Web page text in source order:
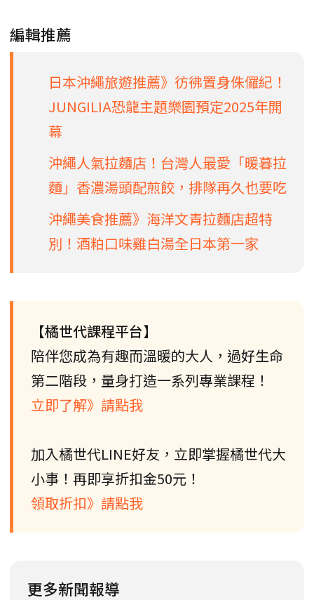
編輯推薦
日本沖繩旅遊推薦》彷彿置身侏儸紀！
JUNGILIA恐龍主題樂園預定2025年開
幕
沖繩人氣拉麵店！台灣人最愛「暖暮拉
麵」香濃湯頭配煎餃，排隊再久也要吃
沖繩美食推薦》海洋文青拉麵店超特
別！酒粕口味雞白湯全日本第一家
【橘世代課程平台】
陪伴您成為有趣而溫暖的大人，過好生命
第二階段，量身打造一系列專業課程！
立即了解》請點我
加入橘世代LINE好友，立即掌握橘世代大
小事！再即享折扣金50元！
領取折扣》請點我
更多新聞報導